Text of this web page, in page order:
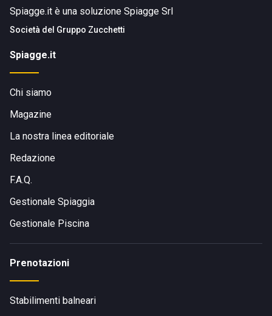
Spiagge.it è una soluzione Spiagge Srl
Società del Gruppo Zucchetti
Spiagge.it
Chi siamo
Magazine
La nostra linea editoriale
Redazione
F.A.Q.
Gestionale Spiaggia
Gestionale Piscina
Prenotazioni
Stabilimenti balneari